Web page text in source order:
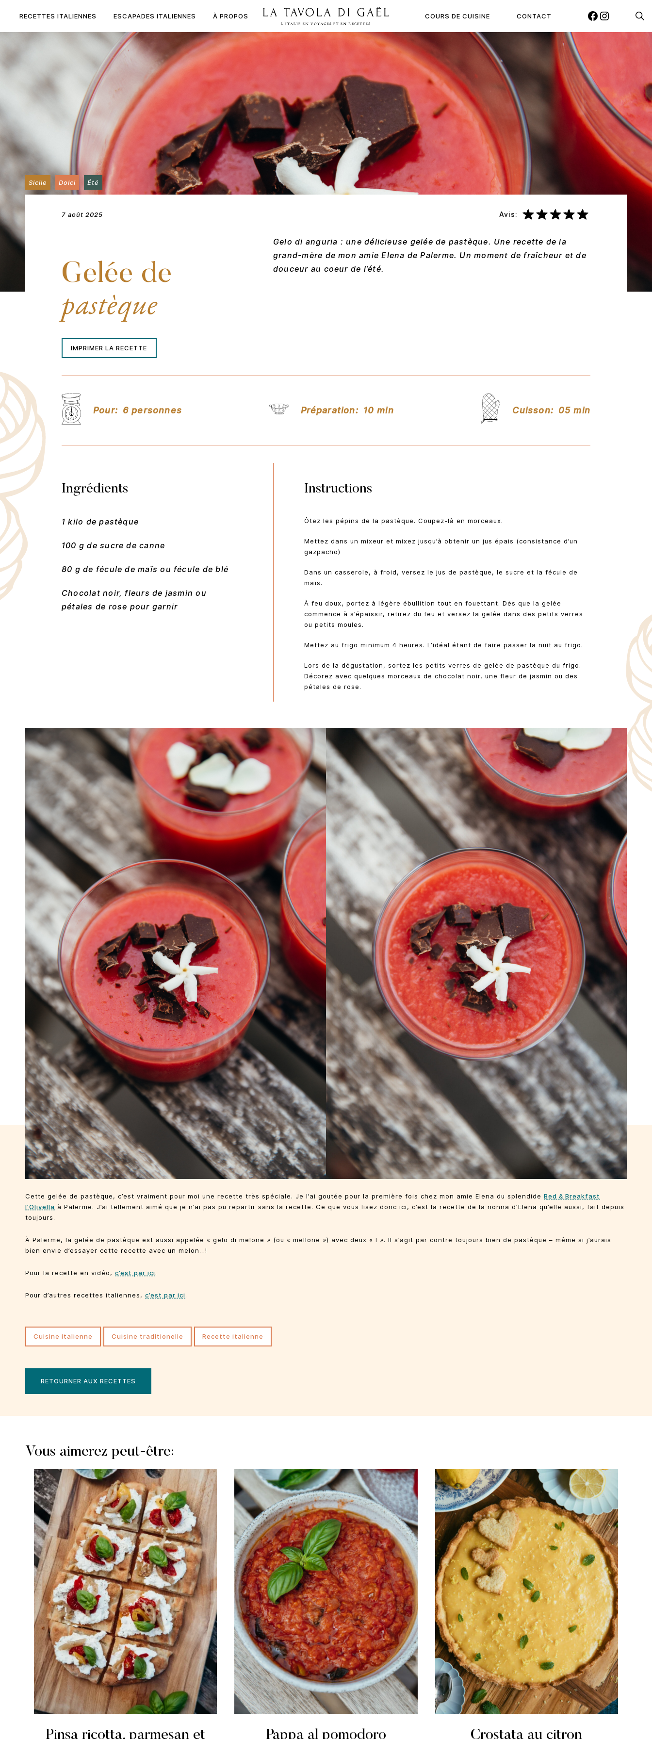
RECETTES ITALIENNES ESCAPADES ITALIENNES À PROPOS
LA
COURS DE CUISINE CONTACT
FACEBOOK
INSTAGRAM
Sicile Dolci Été
7 août 2025 Avis:
Gelée de
pastèque
IMPRIMER LA RECETTE
Gelo di anguria : une délicieuse gelée de pastèque. Une recette de la
grand-mère de mon amie Elena de Palerme. Un moment de fraîcheur et de
douceur au coeur de l’été.
Pour: 6 personnes Préparation: 10 min Cuisson: 05 min
Ingrédients
1 kilo de pastèque
100 g de sucre de canne
80 g de fécule de maïs ou fécule de blé
Chocolat noir, fleurs de jasmin ou
pétales de rose pour garnir
Instructions
Ôtez les pépins de la pastèque. Coupez-là en morceaux.
Mettez dans un mixeur et mixez jusqu’à obtenir un jus épais (consistance d’un
gazpacho)
Dans un casserole, à froid, versez le jus de pastèque, le sucre et la fécule de
maïs.
À feu doux, portez à légère ébullition tout en fouettant. Dès que la gelée
commence à s’épaissir, retirez du feu et versez la gelée dans des petits verres
ou petits moules.
Mettez au frigo minimum 4 heures. L’idéal étant de faire passer la nuit au frigo.
Lors de la dégustation, sortez les petits verres de gelée de pastèque du frigo.
Décorez avec quelques morceaux de chocolat noir, une fleur de jasmin ou des
pétales de rose.
Cette gelée de pastèque, c’est vraiment pour moi une recette très spéciale. Je l’ai goutée pour la première fois chez mon amie Elena du splendide Bed & Breakfast
l’Olivella à Palerme. J’ai tellement aimé que je n’ai pas pu repartir sans la recette. Ce que vous lisez donc ici, c’est la recette de la nonna d’Elena qu’elle aussi, fait depuis
toujours.
À Palerme, la gelée de pastèque est aussi appelée « gelo di melone » (ou « mellone ») avec deux « l ». Il s’agit par contre toujours bien de pastèque – même si j’aurais
bien envie d’essayer cette recette avec un melon…!
Pour la recette en vidéo, c’est par ici.
Pour d’autres recettes italiennes, c’est par ici.
cuisine italienne Cuisine traditionelle recette italienne
RETOURNER AUX RECETTES
Vous aimerez peut-être:
Pinsa ricotta, parmesan et Pappa al pomodoro Crostata au citron